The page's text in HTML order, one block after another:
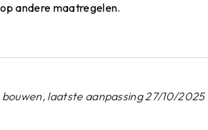
andere maatregelen.
laatste aanpassing 27/10/2025